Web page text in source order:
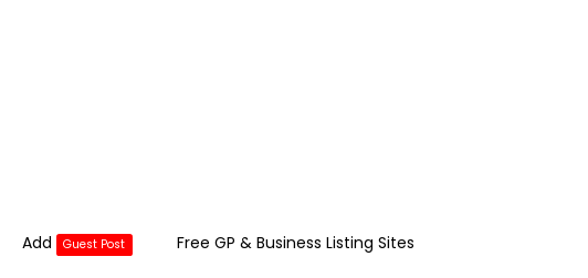
Add Guest Post Free GP & Business Listing Sites